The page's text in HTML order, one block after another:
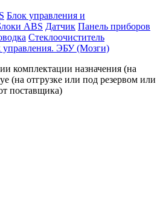
Блок управления и
ABS Датчик Панель приборов
Стеклоочиститель
ЭБУ (Мозги)
комплектации назначения (на
(на отгрузке или под резервом или
поставщика)